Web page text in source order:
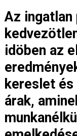
Az
idöben az
kereslet és
árak,